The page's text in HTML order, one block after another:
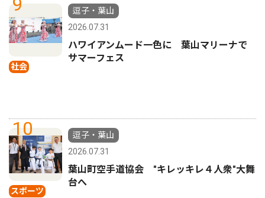
社会
逗子・葉山
2026.07.31
ハワイアンムード一色に 葉山マリーナで
サマーフェス
10
スポーツ
逗子・葉山
2026.07.31
葉山町空手道協会 "キレッキレ４人衆"大舞
台へ